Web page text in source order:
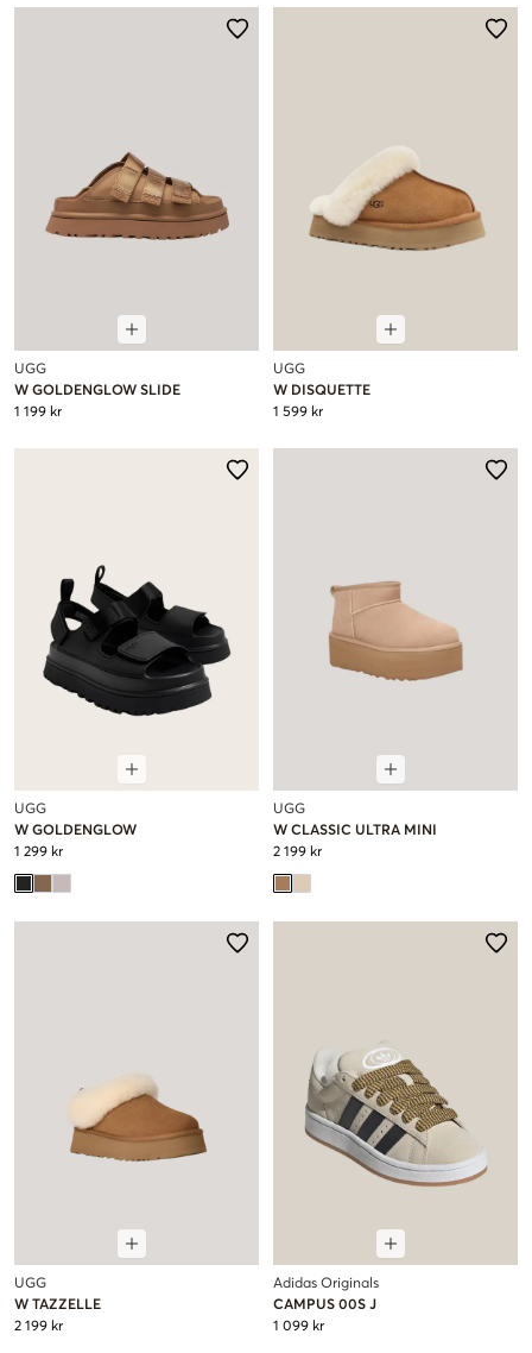
UGG
W GOLDENGLOW SLIDE
1 199 kr
UGG
W DISQUETTE
1 599 kr
UGG
W GOLDENGLOW
1 299 kr
UGG
W CLASSIC ULTRA MINI
2 199 kr
UGG
W TAZZELLE
2 199 kr
Adidas Originals
CAMPUS 00S J
1 099 kr